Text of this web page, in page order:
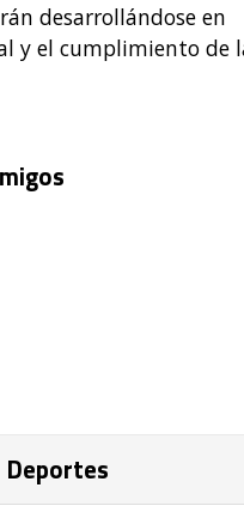
desarrollándose en
y el cumplimiento de
Deportes